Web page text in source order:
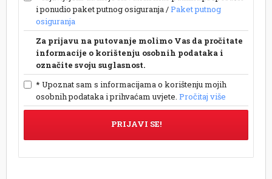
i ponudio paket putnog osiguranja /Paket putnog
osiguranja
Za prijavu na putovanje molimo Vas da pročitate
informacije o korištenju osobnih podataka i
označite svoju suglasnost.
* Upoznat sam s informacijama o korištenju mojih
osobnih podataka i prihvaćam uvjete. Pročitaj više
PRIJAVI SE!